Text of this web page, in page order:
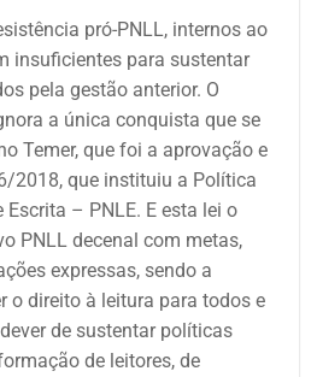
pró-PNLL, internos ao
insuficientes para sustentar
pela gestão anterior. O
a única conquista que se
Temer, que foi a aprovação e
2018, que instituiu a Política
– PNLE. E esta lei o
PNLL decenal com metas,
expressas, sendo a
o direito à leitura para todos e
de sustentar políticas
de leitores, de